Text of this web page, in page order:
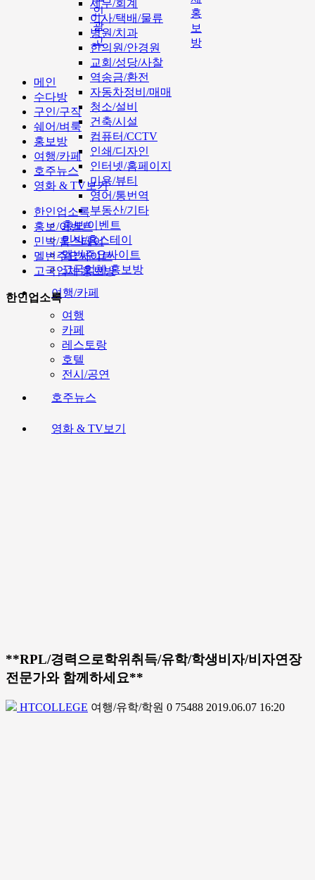
세무/회계
이사/택배/물류
병원/치과
한의원/안경원
교회/성당/사찰
역송금/환전
자동차정비/매매
청소/설비
건축/시설
컴퓨터/CCTV
인쇄/디자인
인터넷/홈페이지
미용/뷰티
영어/통번역
부동산/기타
홍보/이벤트
민박/홈스테이
멜번주요싸이트
고국업체 홍보방
여행/카페
여행
카페
레스토랑
호텔
전시/공연
호주뉴스
영화 & TV보기
인
광
고
홍
보
방
메인
수다방
구인/구직
쉐어/벼룩
홍보방
여행/카페
호주뉴스
영화 & TV보기
한인업소록
홍보/이벤트
민박/홈스테이
멜번주요싸이트
고국업체 홍보방
한인업소록
**RPL/경력으로학위취득/유학/학생비자/비자연장
전문가와 함께하세요**
HTCOLLEGE 여행/유학/학원 0 75488 2019.06.07 16:20